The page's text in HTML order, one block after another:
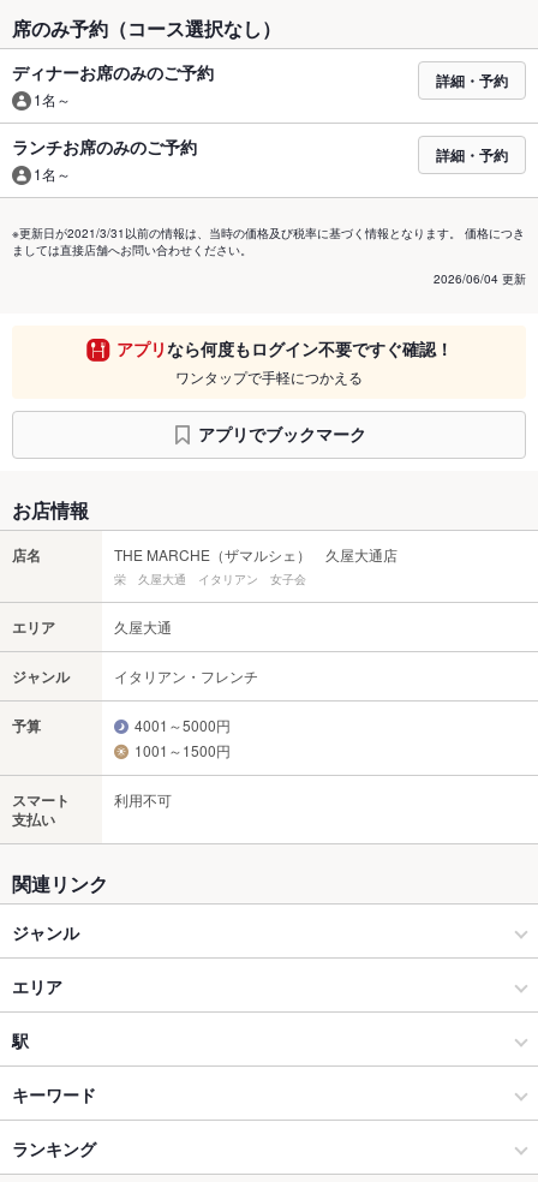
席のみ予約（コース選択なし）
ディナーお席のみのご予約
1名～
詳細・予約
ランチお席のみのご予約
1名～
詳細・予約
※更新日が2021/3/31以前の情報は、当時の価格及び税率に基づく情報となります。 価格につき
ましては直接店舗へお問い合わせください。
2026/06/04 更新
アプリなら何度もログイン不要ですぐ確認！
ワンタップで手軽につかえる
アプリでブックマーク
お店情報
店名 THE MARCHE（ザマルシェ） 久屋大通店
栄 久屋大通 イタリアン 女子会
エリア 久屋大通
ジャンル イタリアン・フレンチ
予算
4001～5000円
1001～1500円
スマート
支払い
利用不可
関連リンク
ジャンル
イタリアン・フレンチ
イタリアン
栄ｷﾀ錦/伏見丸の内/泉/東桜/新栄 × イタリアン・フレンチ
栄ｷﾀ錦/伏見丸の内/泉/東桜/新栄 × イタリアン
エリア
久屋大通
久屋大通 × イタリアン・フレンチ
久屋大通 × イタリアン
駅
栄駅
久屋大通駅
キーワード
エビ料理
ランキング